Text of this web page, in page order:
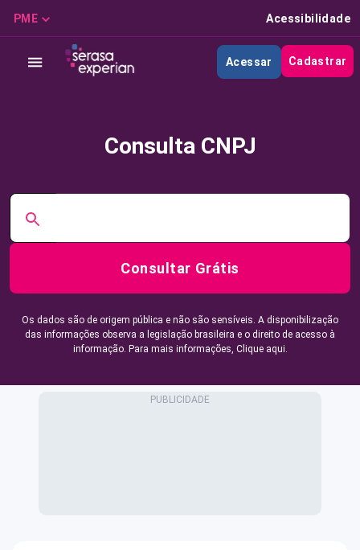
PME Acessibilidade
Acessar Cadastrar
Consulta CNPJ
Consultar Grátis
Os dados são de origem pública e não são sensíveis. A disponibilização
das informações observa a legislação brasileira e o direito de acesso à
informação. Para mais informações, Clique aqui.